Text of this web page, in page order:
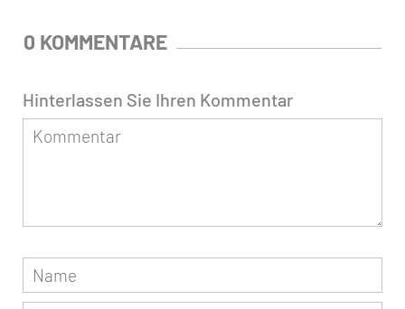
0 KOMMENTARE
Hinterlassen Sie Ihren Kommentar